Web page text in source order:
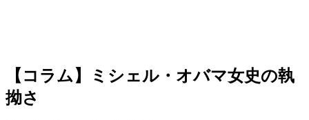
【コラム】ミシェル・オバマ女史の執
拗さ